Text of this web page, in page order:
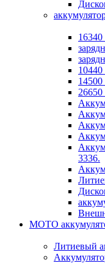
10440
26650
3336.
МОТО
Литиевый